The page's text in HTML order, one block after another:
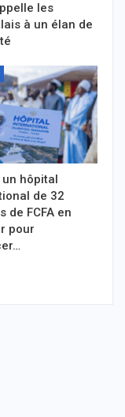
les
à un élan de
un hôpital
de 32
de FCFA en
pour